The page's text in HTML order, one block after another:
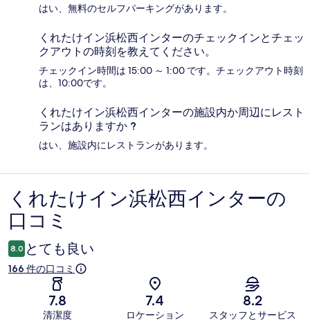
はい、無料のセルフパーキングがあります。
くれたけイン浜松西インターのチェックインとチェッ
クアウトの時刻を教えてください。
チェックイン時間は 15:00 ～ 1:00 です。チェックアウト時刻
は、10:00です。
くれたけイン浜松西インターの施設内か周辺にレスト
ランはありますか ?
はい、施設内にレストランがあります。
口
コ
ミ
くれたけイン浜松西インターの
口コミ
8.0 とても良い
166 件の口コミ
7.8
清潔度
7.4
ロケーション
8.2
スタッフとサービス